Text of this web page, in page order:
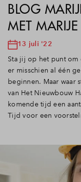
BLOG
MET
13 juli '22
Sta jij op het punt
er misschien al één
beginnen. Maar waar
van Het Nieuwbouw
komende tijd een
Tijd voor een